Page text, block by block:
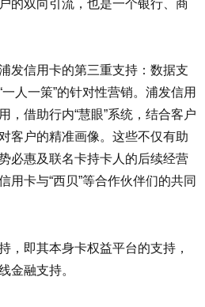
的双向引流，也是一个银行、商
发信用卡的第三重支持：数据支
人一策”的针对性营销。浦发信用
，借助行内“慧眼”系统，结合客户
客户的精准画像。这些不仅有助
必惠及联名卡持卡人的后续经营
用卡与“西贝”等合作伙伴们的共同
，即其本身卡权益平台的支持，
金融支持。